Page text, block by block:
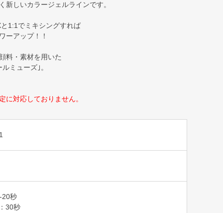
新しいカラージェルラインです。
1:1でミキシングすれば
ーアップ！！
料・素材を用いた
ミューズ｣。
対応しておりません。
20秒
30秒